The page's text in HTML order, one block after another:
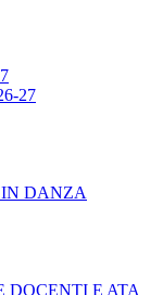
27
IN DANZA
DOCENTI E ATA